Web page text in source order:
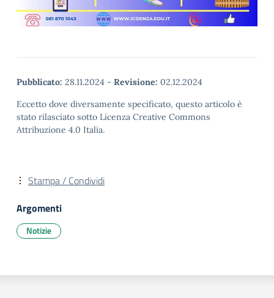
Pubblicato: 28.11.2024 - Revisione: 02.12.2024
Eccetto dove diversamente specificato, questo articolo è
stato rilasciato sotto Licenza Creative Commons
Attribuzione 4.0 Italia.
Stampa / Condividi
Argomenti
Notizie